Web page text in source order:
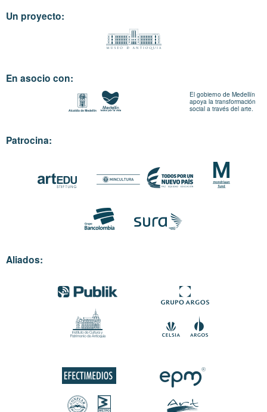
Un proyecto:
En asocio con:
El gobierno de Medellín
apoya la transformación
social a través del arte.
Patrocina:
Aliados: